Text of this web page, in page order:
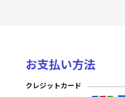
Ver.ニトロオリジン 1.0
Ver.きゃべつそふと 1.0
お支払い方法
クレジットカード